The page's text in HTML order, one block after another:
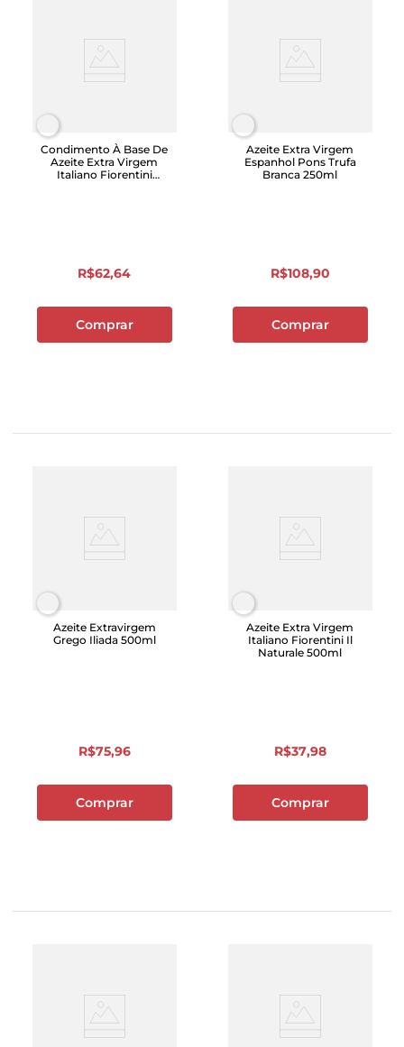
Condimento À Base De
Azeite Extra Virgem
Italiano Fiorentini
R$62,64
Comprar
Azeite Extra Virgem
Espanhol Pons Trufa
Branca 250ml
R$108,90
Comprar
Azeite Extravirgem
Grego Iliada 500ml
R$75,96
Comprar
Azeite Extra Virgem
Italiano Fiorentini Il
Naturale 500ml
R$37,98
Comprar